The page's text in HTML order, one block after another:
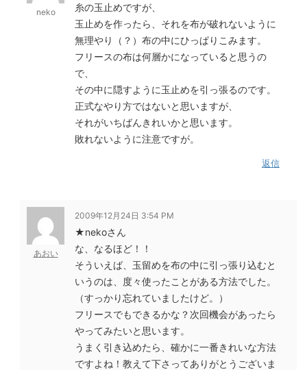
neko
糸の玉止めですが、
玉止めを作ったら、それを布が破れないように
無理やり（？）布の中にひっぱりこみます。
フリースの布は何層かになっていると思うの
で、
その中に隠すように玉止めを引っ張るのです。
正式なやり方ではないと思いますが、
それがいちばんきれいかと思います。
敗れないように注意ですが。
返信
あおい
2009年12月24日 3:54 PM
★nekoさん
な、なるほど！！
そういえば、玉留めを布の中に引っ張り込むと
いうのは、度々使ったことがある方法でした。
（すっかり忘れていましたけど。）
フリースでもできるかな？次回機会があったら
やってみたいと思います。
うまく引き込めたら、確かに一番きれいな方法
ですよね！教えて下さってありがとうございま